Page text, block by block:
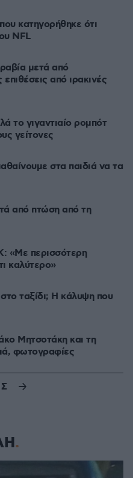
κατηγορήθηκε ότι
NFL
μετά από
από ιρακινές
το γιγαντιαίο ρομπότ
γείτονες
στα παιδιά να τα
από πτώση από τη
«Με περισσότερη
καλύτερο»
ταξίδι; Η κάλυψη που
Μητσοτάκη και τη
φωτογραφίες